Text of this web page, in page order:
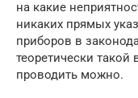
на какие
никаких прямых
приборов в
теоретически
проводить можно.